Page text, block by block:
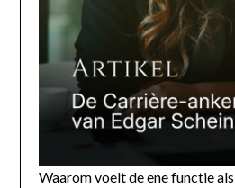
Waarom voelt de ene functie